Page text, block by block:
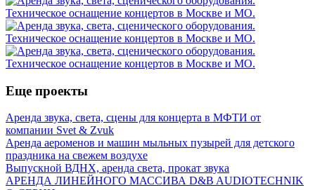
Еще проекты
Аренда звука, света, сцены для концерта в МФТИ от
компании Svet & Zvuk
Аренда аероменов и машин мыльных пузырей для детского
праздника на свежем воздухе
Выпускной ВДНХ, аренда света, прокат звука
АРЕНДА ЛИНЕЙНОГО МАССИВА D&B AUDIOTECHNIK